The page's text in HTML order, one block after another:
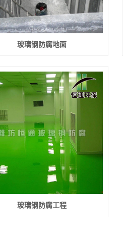
玻璃钢防腐地面
玻璃钢防腐工程